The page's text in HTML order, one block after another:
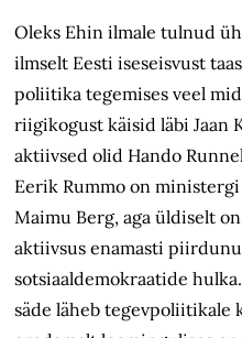
Oleks Ehin ilmale tulnud
ilmselt Eesti iseseisvust
poliitika tegemises veel
riigikogust käisid läbi Jaan
aktiivsed olid Hando
Eerik Rummo on
Maimu Berg, aga üldiselt
aktiivsus enamasti
sotsiaaldemokraatide
säde läheb tegevpoliitikale